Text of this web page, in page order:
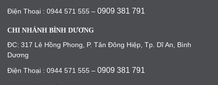
Điện Thoại : 0944 571 555 – 0909 381 791
CHI NHÁNH BÌNH DƯƠNG
ĐC: 317 Lê Hồng Phong, P. Tân Đông Hiệp, Tp. Dĩ An, Bình
Dương
Điện Thoại : 0944 571 555 – 0909 381 791